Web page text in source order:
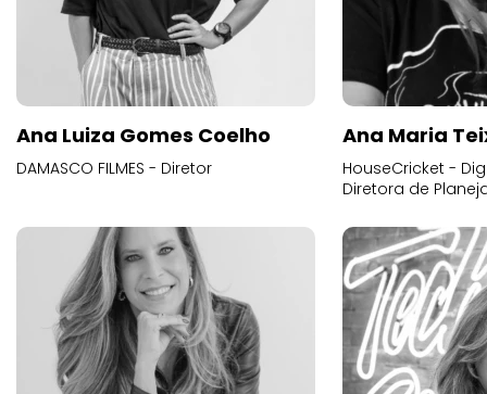
Ana Luiza Gomes Coelho
DAMASCO FILMES - Diretor
Ana Maria
HouseCricket -
Diretora de